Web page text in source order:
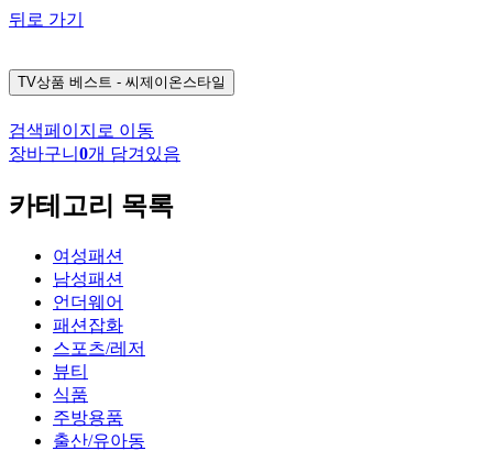
뒤로 가기
TV상품 베스트 - 씨제이온스타일
검색페이지로 이동
장바구니 0개 담겨있음
카테고리 목록
여성패션
남성패션
언더웨어
패션잡화
스포츠/레저
뷰티
식품
주방용품
출산/유아동